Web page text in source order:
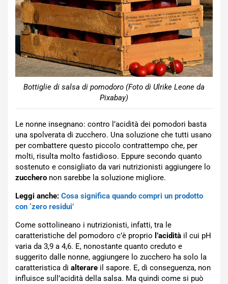
Bottiglie di salsa di pomodoro (Foto di Ulrike Leone da
Pixabay)
Le nonne insegnano: contro l’acidità dei pomodori basta
una spolverata di zucchero. Una soluzione che tutti usano
per combattere questo piccolo contrattempo che, per
molti, risulta molto fastidioso. Eppure secondo quanto
sostenuto e consigliato da vari nutrizionisti aggiungere lo
zucchero non sarebbe la soluzione migliore.
Leggi anche: Cosa significa quando compri un prodotto
con ‘zero residui’
Come sottolineano i nutrizionisti, infatti, tra le
caratteristiche del pomodoro c’è proprio l’acidità il cui pH
varia da 3,9 a 4,6. E, nonostante quanto creduto e
suggerito dalle nonne, aggiungere lo zucchero ha solo la
caratteristica di alterare il sapore. E, di conseguenza, non
influisce sull’acidità della salsa. Ma quindi come si può